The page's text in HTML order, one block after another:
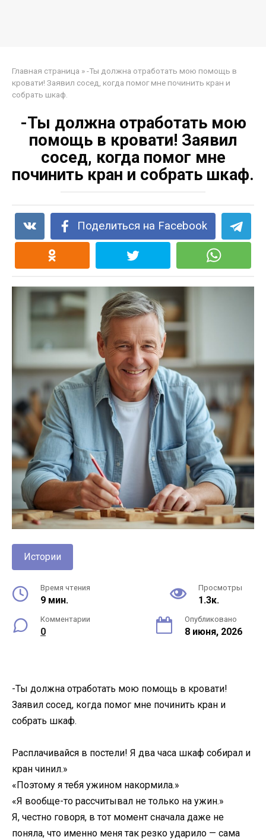
Главная страница »-Ты должна отработать мою помощь в
кровати! Заявил сосед, когда помог мне починить кран и
собрать шкаф.
-Ты должна отработать мою
помощь в кровати! Заявил
сосед, когда помог мне
починить кран и собрать шкаф.
Поделиться на Facebook
Истории
Время чтения
9 мин.
Просмотры
1.3к.
Комментарии
0
Опубликовано
8 июня, 2026
-Ты должна отработать мою помощь в кровати!
Заявил сосед, когда помог мне починить кран и
собрать шкаф.
Расплачивайся в постели! Я два часа шкаф собирал и
кран чинил.»
«Поэтому я тебя ужином накормила.»
«Я вообще-то рассчитывал не только на ужин.»
Я, честно говоря, в тот момент сначала даже не
поняла, что именно меня так резко ударило — сама